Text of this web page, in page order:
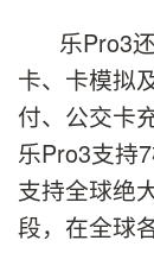
乐Pro3
卡、卡模拟
付、公交卡
乐Pro3支持
支持全球绝
段，在全球